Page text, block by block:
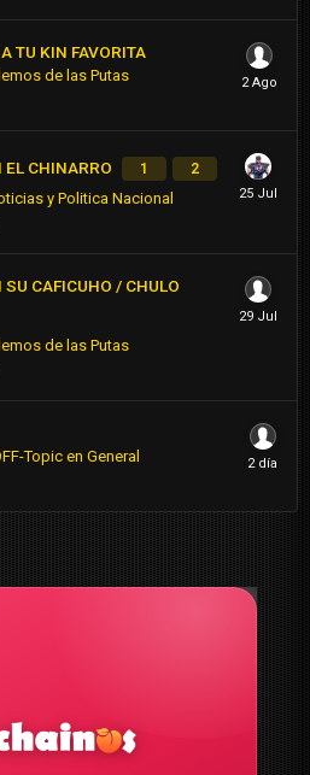
TU KIN FAVORITA
de las Putas
EL CHINARRO 1 2
y Politica Nacional
CAFICUHO / CHULO
de las Putas
Topic en General